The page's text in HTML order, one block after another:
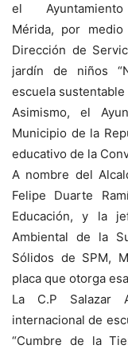
el
Mérida, por
Dirección de
jardín de niños
escuela sustentable
Asimismo, el
Municipio de la
educativo de la
A nombre del
Felipe Duarte
Educación, y la
Ambiental de la
Sólidos de SPM,
placa que otorga
La C.P Salazar
internacional de
“Cumbre de la